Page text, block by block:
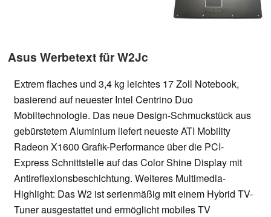
Asus Werbetext für W2Jc
Extrem flaches und 3,4 kg leichtes 17 Zoll Notebook,
basierend auf neuester Intel Centrino Duo
Mobiltechnologie. Das neue Design-Schmuckstück aus
gebürstetem Aluminium liefert neueste ATI Mobility
Radeon X1600 Grafik-Performance über die PCI-
Express Schnittstelle auf das Color Shine Display mit
Antireflexionsbeschichtung. Weiteres Multimedia-
Highlight: Das W2 ist serienmäßig mit einem Hybrid TV-
Tuner ausgestattet und ermöglicht mobiles TV